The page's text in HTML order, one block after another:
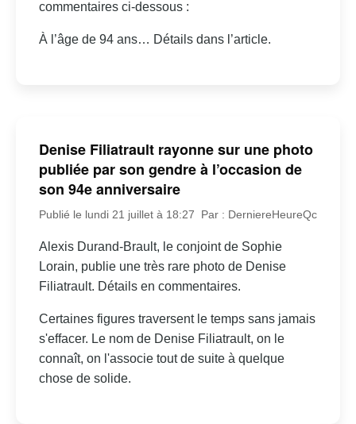
commentaires ci-dessous :
À l’âge de 94 ans… Détails dans l’article.
Denise Filiatrault rayonne sur une photo
publiée par son gendre à l’occasion de
son 94e anniversaire
Publié le lundi 21 juillet à 18:27 Par : DerniereHeureQc
Alexis Durand-Brault, le conjoint de Sophie
Lorain, publie une très rare photo de Denise
Filiatrault. Détails en commentaires.
Certaines figures traversent le temps sans jamais
s'effacer. Le nom de Denise Filiatrault, on le
connaît, on l'associe tout de suite à quelque
chose de solide.